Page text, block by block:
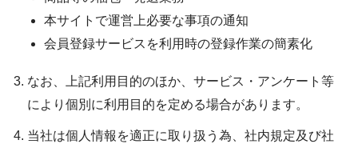
本サイトで運営上必要な事項の通知
会員登録サービスを利用時の登録作業の簡素化
なお、上記利用目的のほか、サービス・アンケート等
により個別に利用目的を定める場合があります。
当社は個人情報を適正に取り扱う為、社内規定及び社